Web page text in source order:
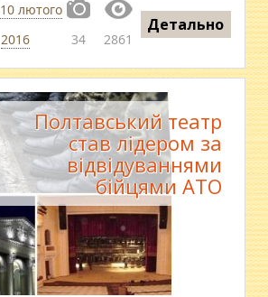
10 лютого
2016
34 2861
Детально
Полтавський театр
став лідером за
відвідуваннями
бійцями АТО